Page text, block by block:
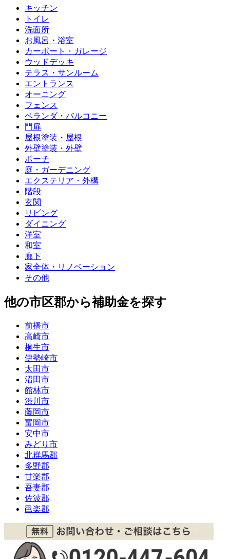
キッチン
トイレ
洗面所
お風呂・浴室
カーポート・ガレージ
ウッドデッキ
テラス・サンルーム
エントランス
オーニング
フェンス
ベランダ・バルコニー
門扉
屋根塗装・屋根
外壁塗装・外壁
ポーチ
庭・ガーデニング
エクステリア・外構
階段
玄関
リビング
ダイニング
洋室
和室
廊下
家全体・リノベーション
その他
他の市区郡から補助金を探す
前橋市
高崎市
桐生市
伊勢崎市
太田市
沼田市
館林市
渋川市
藤岡市
富岡市
安中市
みどり市
北群馬郡
多野郡
甘楽郡
吾妻郡
佐波郡
邑楽郡